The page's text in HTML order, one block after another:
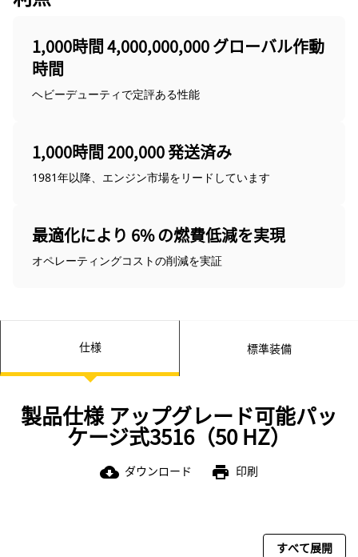
1,000時間 4,000,000,000 グローバル作動
時間
ヘビーデューティで定評ある性能
1,000時間 200,000 発送済み
1981年以降、エンジン市場をリードしています
最適化により 6% の燃費低減を実現
オペレーティングコストの削減を実証
仕様 標準装備
製品仕様 アップグレード可能パッ
ケージ式3516（50 HZ）
cloud_download ダウンロード print 印刷
すべて展開